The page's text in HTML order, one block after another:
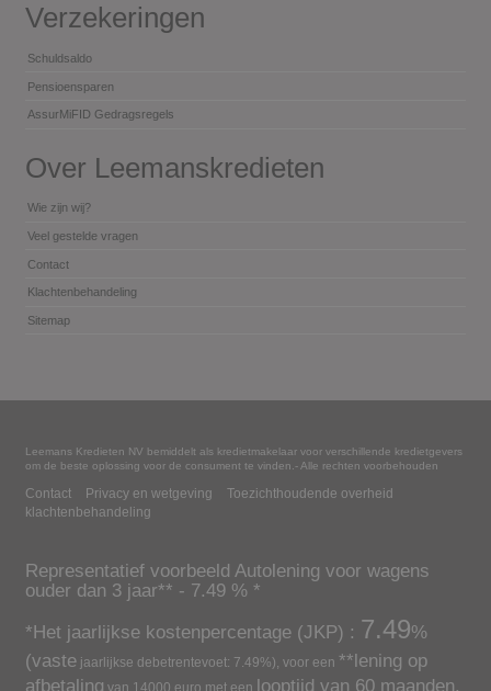
Verzekeringen
Schuldsaldo
Pensioensparen
AssurMiFID Gedragsregels
Over Leemanskredieten
Wie zijn wij?
Veel gestelde vragen
Contact
Klachtenbehandeling
Sitemap
Leemans Kredieten NV bemiddelt als kredietmakelaar voor verschillende kredietgevers
om de beste oplossing voor de consument te vinden.- Alle rechten voorbehouden
Contact Privacy en wetgeving
Toezichthoudende overheid
klachtenbehandeling
Representatief voorbeeld Autolening voor wagens
ouder dan 3 jaar** - 7.49 % *
*Het jaarlijkse kostenpercentage (JKP) : 7.49%
(vaste jaarlijkse debetrentevoet: 7.49%), voor een **lening op
afbetaling van 14000 euro met een looptijd van 60 maanden.